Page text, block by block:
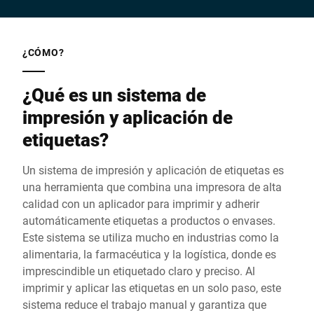
¿CÓMO?
¿Qué es un sistema de
impresión y aplicación de
etiquetas?
Un sistema de impresión y aplicación de etiquetas es
una herramienta que combina una impresora de alta
calidad con un aplicador para imprimir y adherir
automáticamente etiquetas a productos o envases.
Este sistema se utiliza mucho en industrias como la
alimentaria, la farmacéutica y la logística, donde es
imprescindible un etiquetado claro y preciso. Al
imprimir y aplicar las etiquetas en un solo paso, este
sistema reduce el trabajo manual y garantiza que